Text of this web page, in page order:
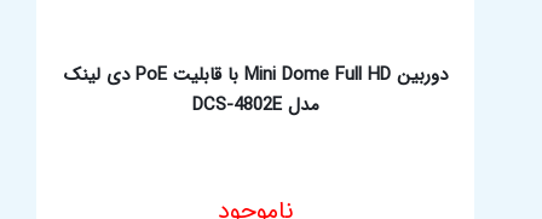
دوربین Mini Dome Full HD با قابلیت PoE دی لینک
مدل DCS-4802E
ناموجود